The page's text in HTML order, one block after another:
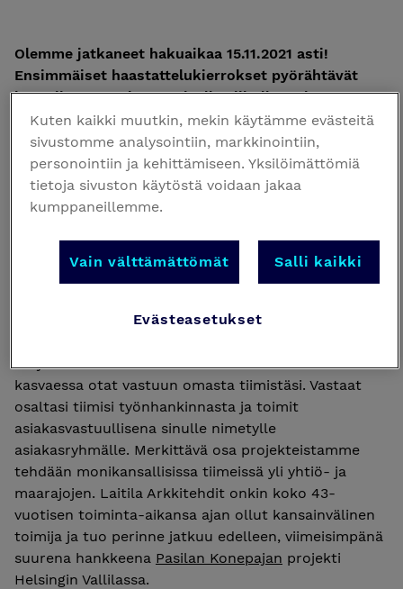
Olemme jatkaneet hakuaikaa 15.11.2021 asti!
Ensimmäiset haastattelukierrokset pyörähtävät
käyntiin marraskuun toisella viikolla. Lähetä
hakemuksesi pian, niin ehdit vielä mukaan!
Palkkaamme Helsingin toimistoomme vakituiseen
työsuhteeseen kaksi pääsuunnittelutaitoista
arkkitehtia uudis- ja korjaushankkeisiin.
Kohteemme ovat tällä hetkellä pääasiassa
erityyppisiä liiketila- ja asuntokehitys- sekä
korjaushankkeita Etelä-Suomen alueella, keskittyen
pääkaupunkiseudulle.
Työtehtävissäsi vastaat itsenäisesti
kasvaessa otat vastuun omasta tiimistäsi. Vastaat
osaltasi tiimisi työnhankinnasta ja toimit
asiakasvastuullisena sinulle nimetylle
asiakasryhmälle. Merkittävä osa projekteistamme
tehdään monikansallisissa tiimeissä yli yhtiö- ja
maarajojen. Laitila Arkkitehdit onkin koko 43-
vuotisen toiminta-aikansa ajan ollut kansainvälinen
toimija ja tuo perinne jatkuu edelleen, viimeisimpänä
suurena hankkeena Pasilan Konepajan projekti
Helsingin Vallilassa.
Kuten kaikki muutkin, mekin käytämme evästeitä
sivustomme analysointiin, markkinointiin,
personointiin ja kehittämiseen. Yksilöimättömiä
tietoja sivuston käytöstä voidaan jakaa
kumppaneillemme.
Vain välttämättömät Salli kaikki
Evästeasetukset